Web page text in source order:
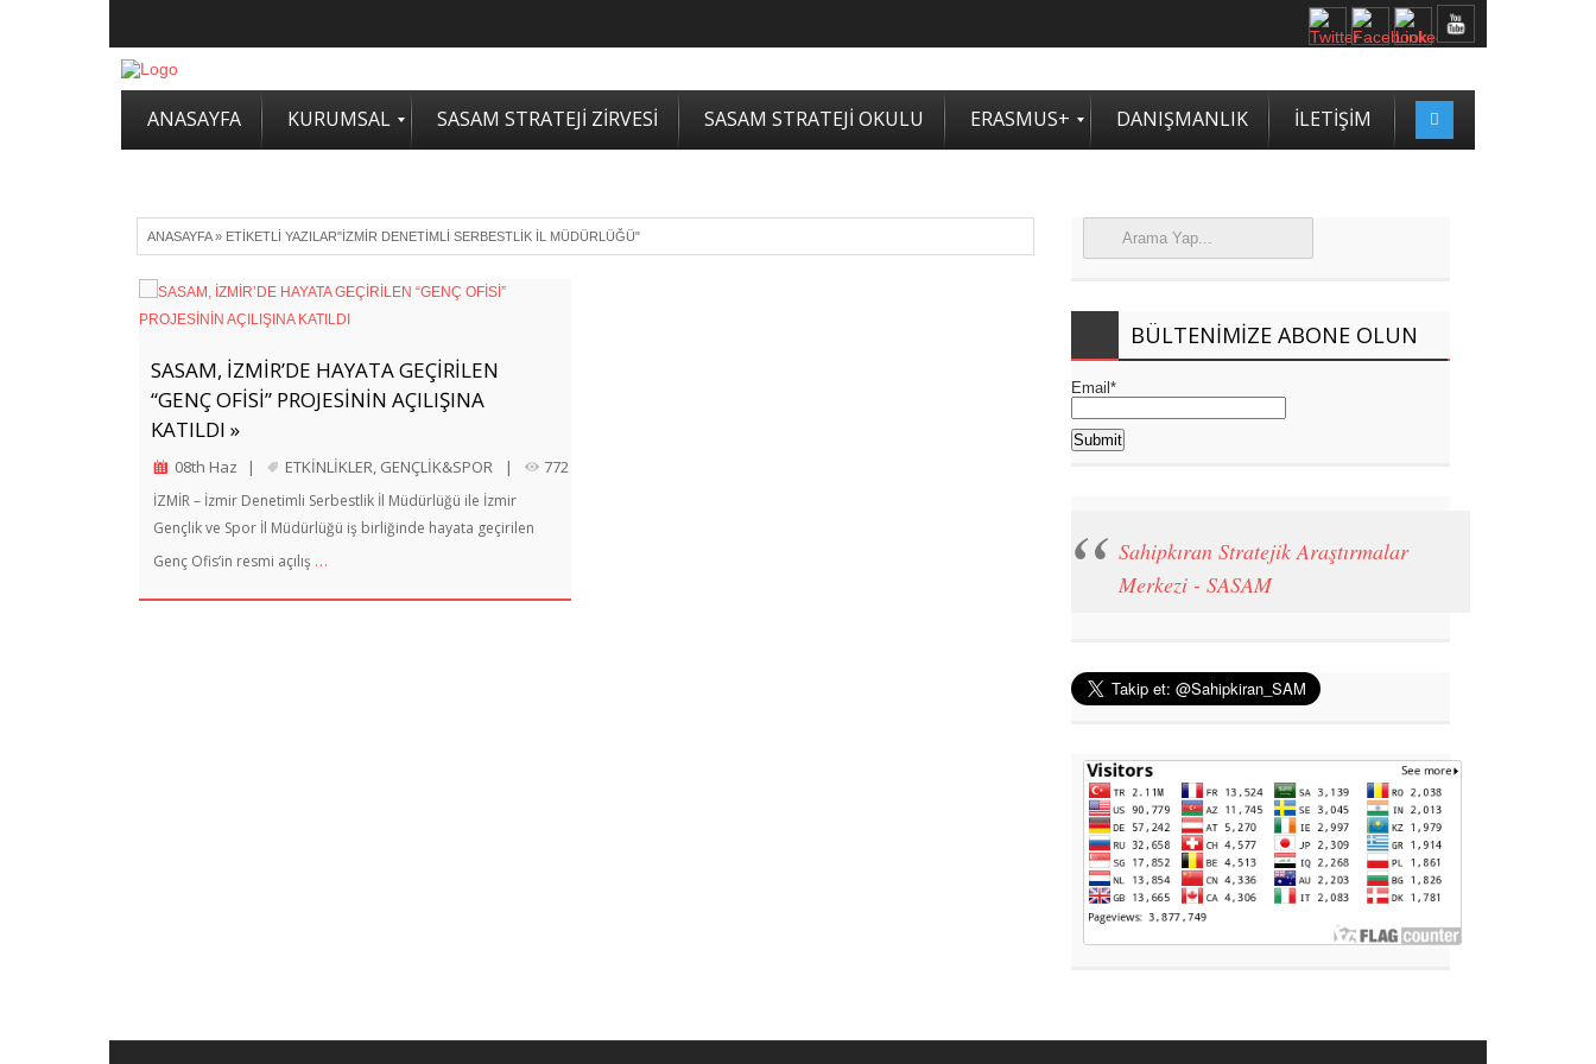
ANASAYFA KURUMSAL SASAM STRATEJİ ZİRVESİ SASAM STRATEJİ OKULU ERASMUS+ DANIŞMANLIK İLETİŞİM
ANASAYFA» ETIKETLI YAZILAR"İZMIR DENETIMLI SERBESTLIK İL MÜDÜRLÜĞÜ"
SASAM, İZMİR’DE HAYATA GEÇİRİLEN
“GENÇ OFİSİ” PROJESİNİN AÇILIŞINA
KATILDI »
08th Haz | ETKİNLİKLER, GENÇLİK&SPOR | 772
İZMİR – İzmir Denetimli Serbestlik İl Müdürlüğü ile İzmir
Gençlik ve Spor İl Müdürlüğü iş birliğinde hayata geçirilen
Genç Ofis’in resmi açılış …
BÜLTENIMIZE ABONE OLUN
Email*
Sahipkıran Stratejik Araştırmalar
Merkezi - SASAM